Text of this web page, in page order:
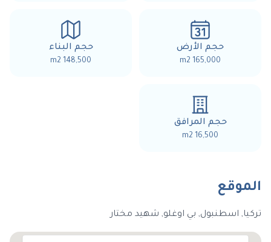
حجم الأرض
165,000 m2
حجم البناء
148,500 m2
حجم المرافق
16,500 m2
الموقع
تركيا, اسطنبول, بي اوغلو, شهيد مختار